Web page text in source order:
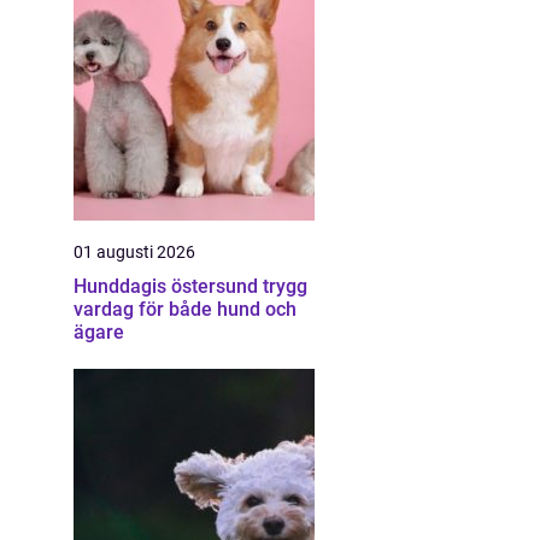
01 augusti 2026
Hunddagis östersund trygg
vardag för både hund och
ägare